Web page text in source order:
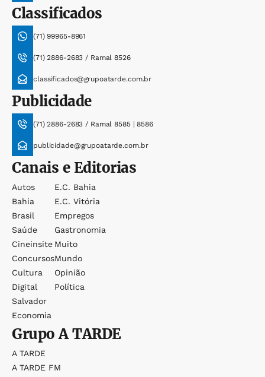
Classificados
(71) 99965-8961
(71) 2886-2683 / Ramal 8526
classificados@grupoatarde.com.br
Publicidade
(71) 2886-2683 / Ramal 8585 | 8586
publicidade@grupoatarde.com.br
Canais e Editorias
Autos
Bahia
Brasil
Saúde
Cineinsite
Concursos
Cultura
Digital
Salvador
Economia
E.c. Bahia
E.c. Vitória
Empregos
Gastronomia
Muito
Mundo
Opinião
Política
GrupoA TARDE
A TARDE
A TARDE FM